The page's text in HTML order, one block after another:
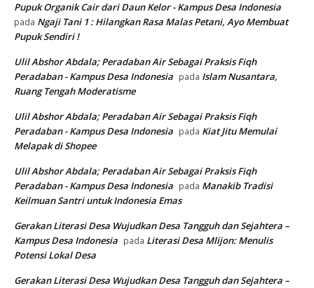
Pupuk Organik Cair dari Daun Kelor - Kampus Desa Indonesia
pada Ngaji Tani 1 : Hilangkan Rasa Malas Petani, Ayo Membuat
Pupuk Sendiri !
Ulil Abshor Abdala; Peradaban Air Sebagai Praksis Fiqh
Peradaban - Kampus Desa Indonesia pada Islam Nusantara,
Ruang Tengah Moderatisme
Ulil Abshor Abdala; Peradaban Air Sebagai Praksis Fiqh
Peradaban - Kampus Desa Indonesia pada Kiat Jitu Memulai
Melapak di Shopee
Ulil Abshor Abdala; Peradaban Air Sebagai Praksis Fiqh
Peradaban - Kampus Desa Indonesia pada Manakib Tradisi
Keilmuan Santri untuk Indonesia Emas
Gerakan Literasi Desa Wujudkan Desa Tangguh dan Sejahtera –
Kampus Desa Indonesia pada Literasi Desa Mlijon: Menulis
Potensi Lokal Desa
Gerakan Literasi Desa Wujudkan Desa Tangguh dan Sejahtera –